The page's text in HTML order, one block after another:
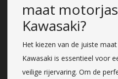
maat
Kawasaki?
Het kiezen van de juiste
Kawasaki is essentieel voor
veilige rijervaring. Om de